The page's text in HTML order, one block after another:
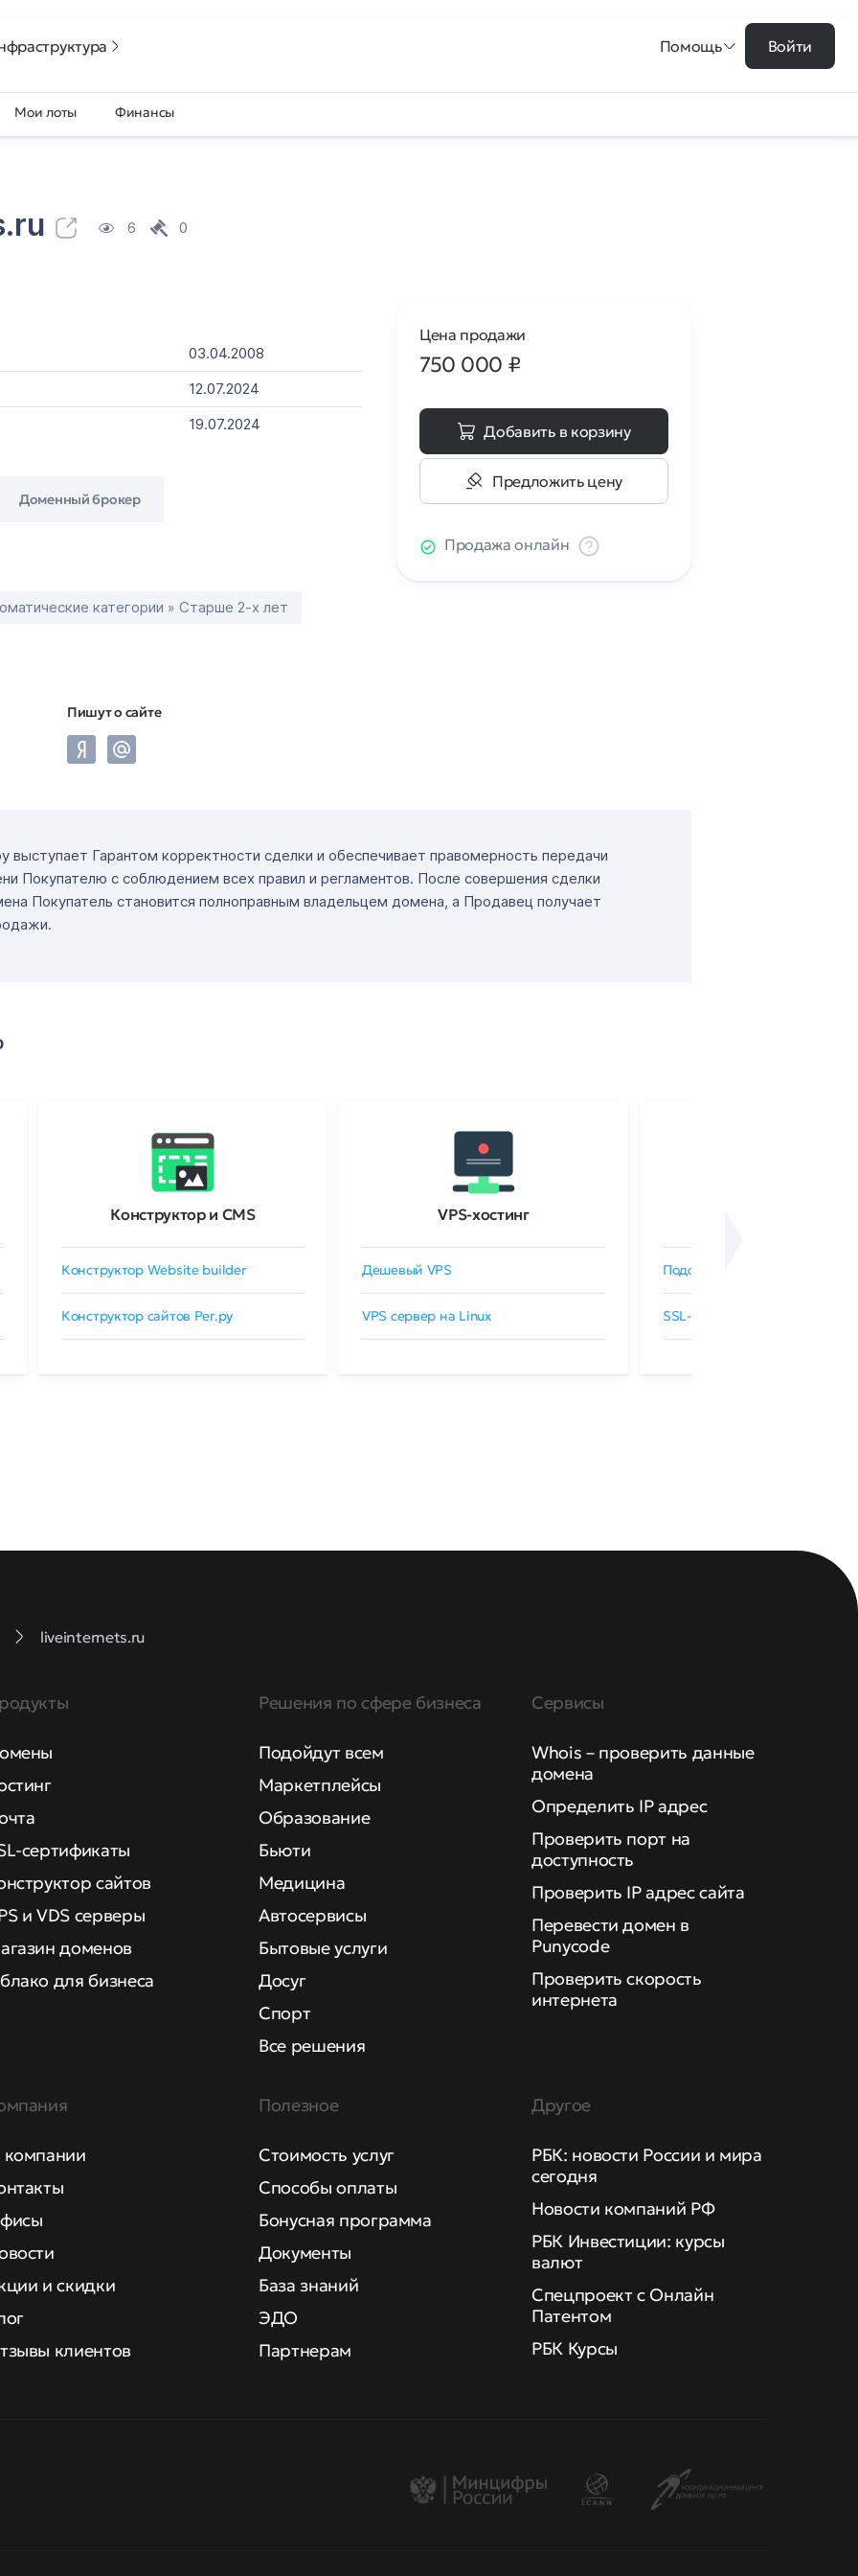
Помощь Войти
Мои лоты Финансы
6 0
03.04.2008
12.07.2024
19.07.2024
Доменный брокер
категории » Старше 2-х лет
Пишут о сайте
Цена продажи
750 000 ₽
Добавить в корзину
Предложить цену
Продажа онлайн
выступает Гарантом корректности сделки и обеспечивает правомерность передачи
Покупателю с соблюдением всех правил и регламентов. После совершения сделки
Покупатель становится полноправным владельцем домена, а Продавец получает
Конструктор и CMS
Конструктор Website builder
Конструктор сайтов Рег.ру
VPS-хостинг
Дешевый VPS
VPS сервер на Linux
Подобрать SSL-сертификат
SSL-сертификаты GlobalSign
liveinternets.ru
сертификаты
сайтов
и VDS серверы
доменов
для бизнеса
Решения по сфере бизнеса
Подойдут всем
Маркетплейсы
Образование
Бьюти
Медицина
Автосервисы
Бытовые услуги
Досуг
Спорт
Все решения
Сервисы
Whois – проверить данные
домена
Определить IP адрес
Проверить порт на
доступность
Проверить IP адрес сайта
Перевести домен в
Punycode
Проверить скорость
интернета
и скидки
клиентов
Полезное
Стоимость услуг
Способы оплаты
Бонусная программа
Документы
База знаний
ЭДО
Партнерам
Другое
РБК: новости России и мира
сегодня
Новости компаний РФ
РБК Инвестиции: курсы
валют
Спецпроект с Онлайн
Патентом
РБК Курсы